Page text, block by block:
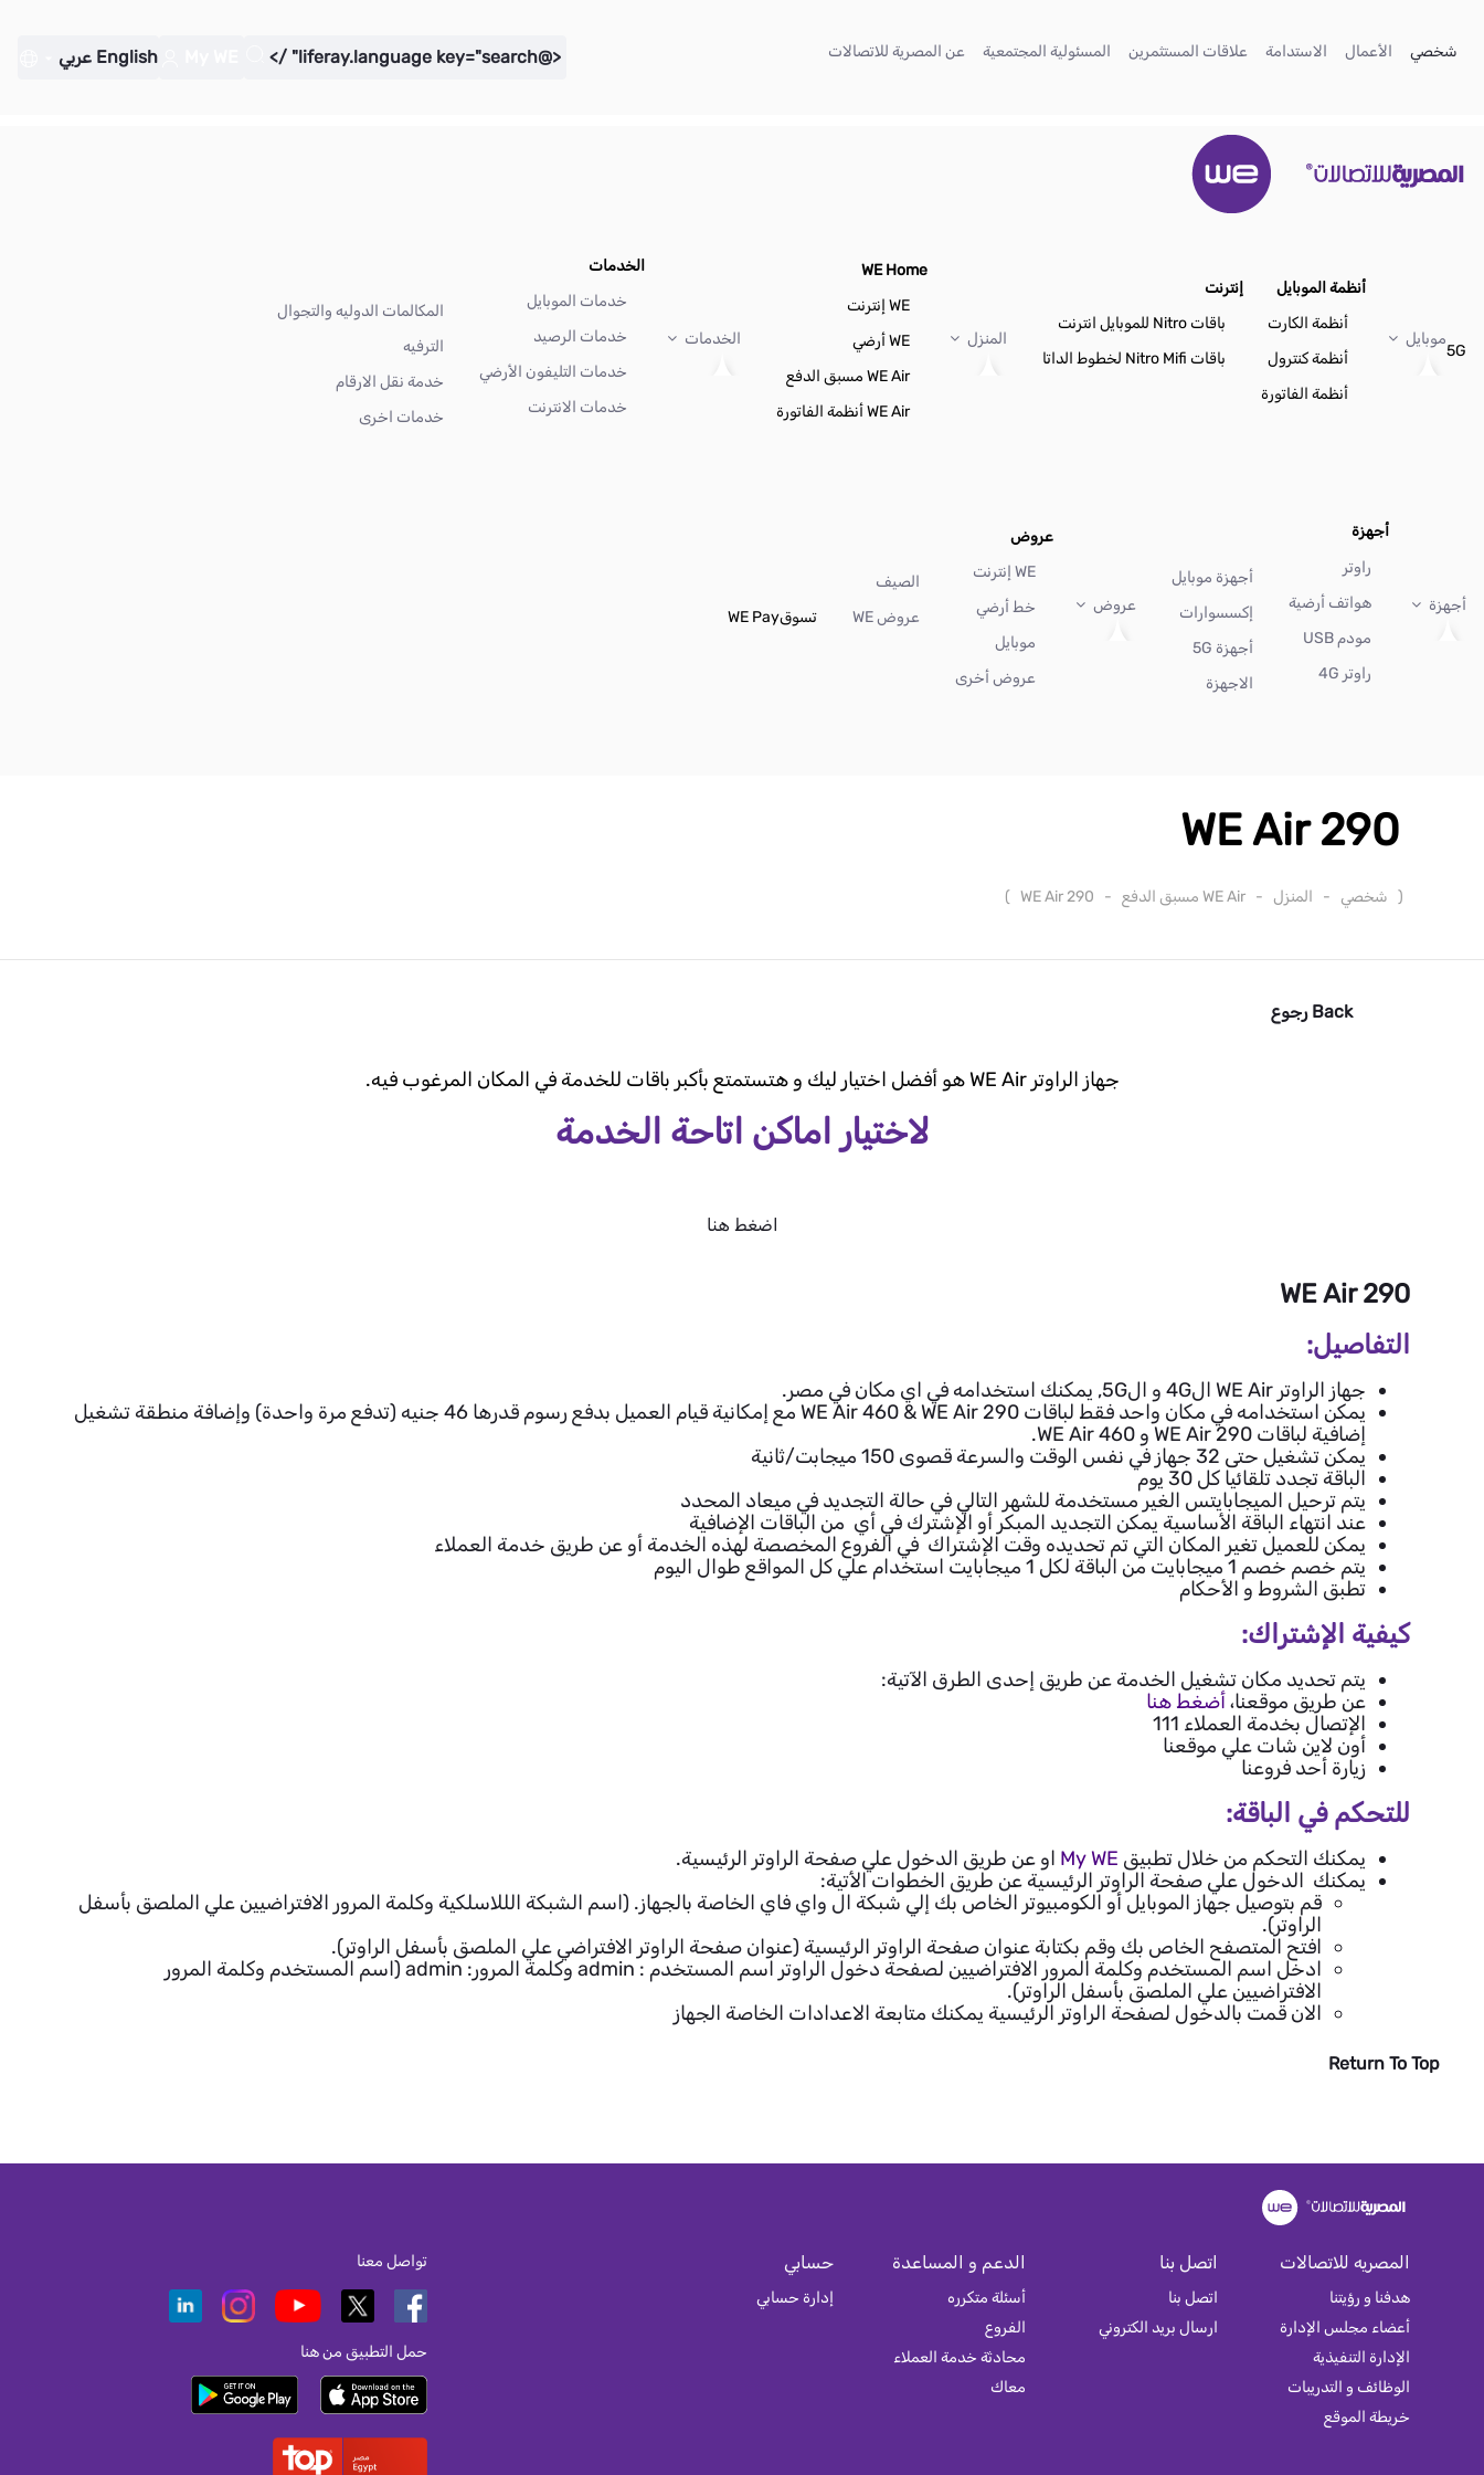
شخصي
الأعمال الاستدامة
(current) علاقات المستثمرين
(current) المسئولية المجتمعية
(current) عن المصرية للاتصالات <@liferay.language key="search" />
English عربي
5G
موبايل
أنظمة الموبايل
أنظمة الكارت
أنظمة كنترول
أنظمة الفاتورة
إنترنت
باقات Nitro للموبايل انترنت
باقات Nitro Mifi لخطوط الداتا
المنزل
WE Home
WE إنترنت
WE أرضي
WE Air مسبق الدفع
WE Air أنظمة الفاتورة
الخدمات
الخدمات
خدمات الموبايل
خدمات الرصيد
خدمات التليفون الأرضي
خدمات الانترنت
المكالمات الدوليه والتجوال
الترفيه
خدمة نقل الارقام
خدمات اخرى
أجهزة
أجهزة
راوتر
هواتف أرضية
مودم USB
راوتر 4G
أجهزة موبايل
إكسسوارات
أجهزة 5G
الاجهزة
عروض
عروض
WE إنترنت
خط أرضي
موبايل
عروض أخرى
الصيف
عروض WE
تسوقWE Pay
WE Air 290
( شخصي - المنزل - WE Air مسبق الدفع -
WE Air 290
)
Back رجوع
جهاز الراوتر WE Air هو أفضل اختيار ليك و هتستمتع بأكبر باقات للخدمة في المكان المرغوب فيه.
لاختيار اماكن اتاحة الخدمة
اضغط هنا
WE Air 290
التفاصيل:
جهاز الراوتر WE Air ال4G و ال5G, يمكنك استخدامه في اي مكان في مصر.
يمكن استخدامه في مكان واحد فقط لباقات WE Air 460 & WE Air 290 مع إمكانية قيام العميل بدفع رسوم قدرها 46 جنيه (تدفع مرة واحدة) وإضافة منطقة تشغيل
إضافية لباقات WE Air 290 و WE Air 460.
يمكن تشغيل حتى 32 جهاز في نفس الوقت والسرعة قصوى 150 ميجابت/ثانية
الباقة تجدد تلقائيا كل 30 يوم
يتم ترحيل الميجابايتس الغير مستخدمة للشهر التالي في حالة التجديد في ميعاد المحدد
عند انتهاء الباقة الأساسية يمكن التجديد المبكر أو الإشترك في أي من الباقات الإضافية
يمكن للعميل تغير المكان التي تم تحديده وقت الإشتراك في الفروع المخصصة لهذه الخدمة أو عن طريق خدمة العملاء
يتم خصم خصم 1 ميجابايت من الباقة لكل 1 ميجابايت استخدام علي كل المواقع طوال اليوم
تطبق الشروط و الأحكام
كيفية الإشتراك:
يتم تحديد مكان تشغيل الخدمة عن طريق إحدى الطرق الآتية:
عن طريق موقعنا،أضغط هنا
الإتصال بخدمة العملاء 111
أون لاين شات علي موقعنا
زيارة أحد فروعنا
للتحكم في الباقة:
يمكنك التحكم من خلال تطبيق My WE او عن طريق الدخول علي صفحة الراوتر الرئيسية.
يمكنك الدخول علي صفحة الراوتر الرئيسية عن طريق الخطوات الأتية:
قم بتوصيل جهاز الموبايل أو الكومبيوتر الخاص بك إلي شبكة ال واي فاي الخاصة بالجهاز. (اسم الشبكة الللاسلكية وكلمة المرور الافتراضيين علي الملصق بأسفل
الراوتر).
افتح المتصفح الخاص بك وقم بكتابة عنوان صفحة الراوتر الرئيسية (عنوان صفحة الراوتر الافتراضي علي الملصق بأسفل الراوتر).
ادخل اسم المستخدم وكلمة المرور الافتراضيين لصفحة دخول الراوتر اسم المستخدم : admin وكلمة المرور: admin (اسم المستخدم وكلمة المرور
الافتراضيين علي الملصق بأسفل الراوتر).
الان قمت بالدخول لصفحة الراوتر الرئيسية يمكنك متابعة الاعدادات الخاصة الجهاز
Return To Top
المصريه للاتصالات
هدفنا و رؤيتنا
أعضاء مجلس الإدارة
الإدارة التنفيذية
الوظائف و التدريبات
خريطة الموقع
اتصل بنا
اتصل بنا
ارسال بريد الكتروني
الدعم و المساعدة
أسئلة متكرره
الفروع
محادثة خدمة العملاء
معاك
حسابي
إدارة حسابي
تواصل معنا
حمل التطبيق من هنا